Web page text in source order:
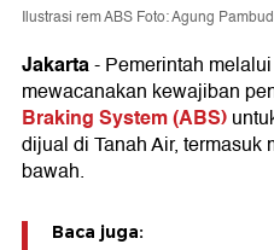
Ilustrasi rem ABS Foto: Agung
Jakarta- Pemerintah
mewacanakan kewajiban
Braking System (ABS)
dijual di Tanah Air, termasuk
bawah.
Baca juga: